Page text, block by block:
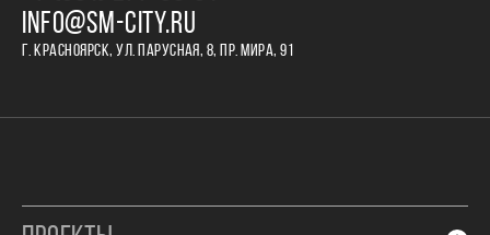
INFO@SM-CITY.RU
Г. КРАСНОЯРСК, УЛ. ПАРУСНАЯ, 8, ПР. МИРА, 91